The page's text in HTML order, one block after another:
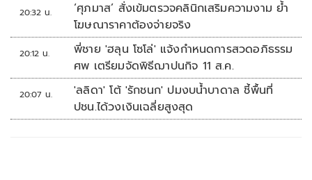
20:32 น.
‘ศุภมาส’ สั่งเข้มตรวจคลินิกเสริมความงาม ย้ำ
โฆษณาราคาต้องจ่ายจริง
20:12 น.
พี่ชาย 'ฮลุน โซโล่' แจ้งกำหนดการสวดอภิธรรม
ศพ เตรียมจัดพิธีฌาปนกิจ 11 ส.ค.
20:07 น.
'ลลิดา' โต้ 'รักชนก' ปมงบน้ำบาดาล ชี้พื้นที่
ปชน.ได้วงเงินเฉลี่ยสูงสุด